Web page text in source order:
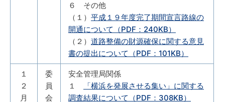
６ その他
（１） 平成１９年度完了期間宣言路線の
開通について（PDF：240KB）
（２） 道路整備の財源確保に関する意見
書の提出について（PDF：101KB）
１
２
月
委
員
会
安全管理局関係
１
「横浜を発展させる集い」に関する
調査結果について（PDF：308KB）